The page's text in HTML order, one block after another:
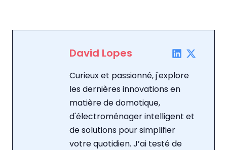
David Lopes
Curieux et passionné, j'explore
les dernières innovations en
matière de domotique,
d'électroménager intelligent et
de solutions pour simplifier
votre quotidien. J’ai testé de